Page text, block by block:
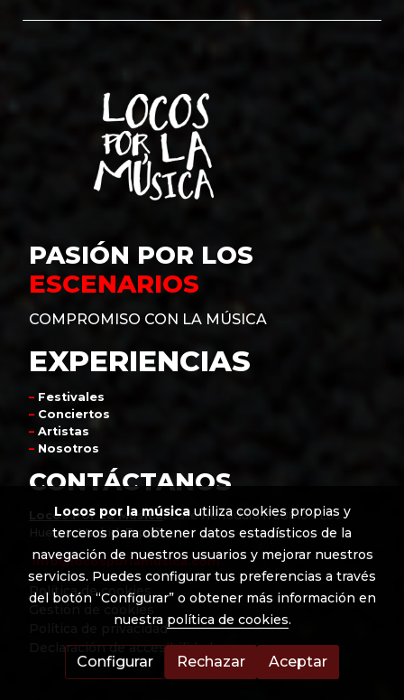
PASIÓN POR LOS
ESCENARIOS
COMPROMISO CON LA MÚSICA
EXPERIENCIAS
– Festivales
– Conciertos
– Artistas
– Nosotros
CONTÁCTANOS
Locos Por La Música:Calle Herradura 1728810 – Los
Hueros, Madrid, España
info@locosporlamusica.com
Política de cookies
Gestión de cookies
Política de privacidad
Declaración de accesibilidad
Locos por la músicautiliza cookies propias y
terceros para obtener datos estadísticos de la
navegación de nuestros usuarios y mejorar nuestros
servicios. Puedes configurar tus preferencias a través
del botón “Configurar” o obtener más información en
nuestra política de cookies.
Configurar Rechazar Aceptar